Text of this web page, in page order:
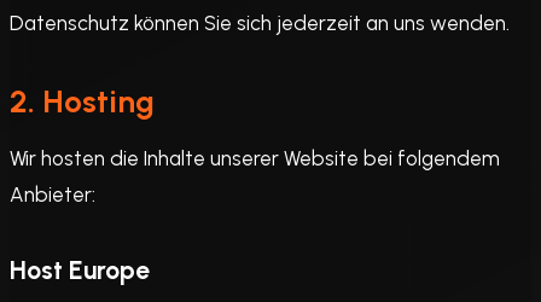
Datenschutz können Sie sich jederzeit an uns wenden.
2. Hosting
Wir hosten die Inhalte unserer Website bei folgendem
Anbieter:
Host Europe